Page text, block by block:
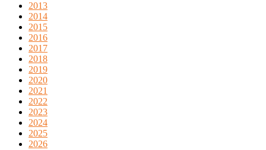
2013
2014
2015
2016
2017
2018
2019
2020
2021
2022
2023
2024
2025
2026